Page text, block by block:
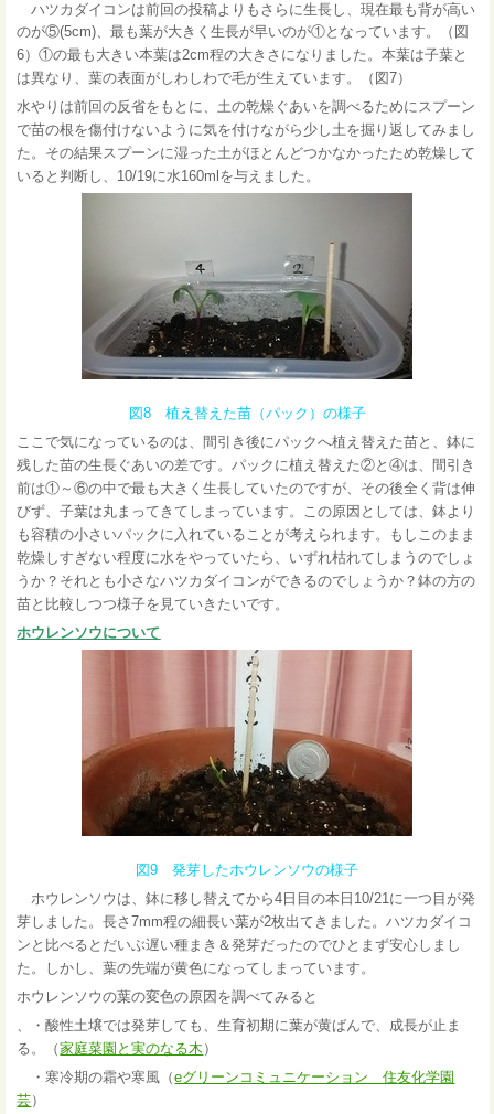
ハツカダイコンは前回の投稿よりもさらに生長し、現在最も背が高い
のが⑤(5cm)、最も葉が大きく生長が早いのが①となっています。（図
6）①の最も大きい本葉は2cm程の大きさになりました。本葉は子葉と
は異なり、葉の表面がしわしわで毛が生えています。（図7）
水やりは前回の反省をもとに、土の乾燥ぐあいを調べるためにスプーン
で苗の根を傷付けないように気を付けながら少し土を掘り返してみまし
た。その結果スプーンに湿った土がほとんどつかなかったため乾燥して
いると判断し、10/19に水160mlを与えました。
図8 植え替えた苗（パック）の様子
ここで気になっているのは、間引き後にパックへ植え替えた苗と、鉢に
残した苗の生長ぐあいの差です。パックに植え替えた②と④は、間引き
前は①～⑥の中で最も大きく生長していたのですが、その後全く背は伸
びず、子葉は丸まってきてしまっています。この原因としては、鉢より
も容積の小さいパックに入れていることが考えられます。もしこのまま
乾燥しすぎない程度に水をやっていたら、いずれ枯れてしまうのでしょ
うか？それとも小さなハツカダイコンができるのでしょうか？鉢の方の
苗と比較しつつ様子を見ていきたいです。
ホウレンソウについて
図9 発芽したホウレンソウの様子
ホウレンソウは、鉢に移し替えてから4日目の本日10/21に一つ目が発
芽しました。長さ7mm程の細長い葉が2枚出てきました。ハツカダイコ
ンと比べるとだいぶ遅い種まき＆発芽だったのでひとまず安心しまし
た。
しかし、葉の先端が黄色になってしまっています。
ホウレンソウの葉の変色の原因を調べてみると
、・酸性土壌では発芽しても、生育初期に葉が黄ばんで、成長が止ま
る。（家庭菜園と実のなる木 ）
・寒冷期の霜や寒風（eグリーンコミュニケーション 住友化学園
芸）